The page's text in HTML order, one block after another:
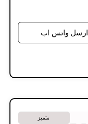
ارسل واتس اب
متميز